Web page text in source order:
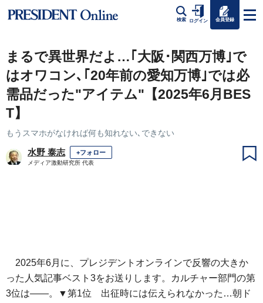
検索 ログイン 会員登録
まるで異世界だよ…｢大阪･関西万博｣で
はオワコン､｢20年前の愛知万博｣では必
需品だった"アイテム"【2025年6月BES
T】
もうスマホがなければ何も知れない､できない
水野 泰志 +フォロー
メディア激動研究所 代表
2025年6月に、プレジデントオンラインで反響の大きか
った人気記事ベスト3をお送りします。カルチャー部門の第
3位は――。▼第1位 出征時には伝えられなかった…朝ド